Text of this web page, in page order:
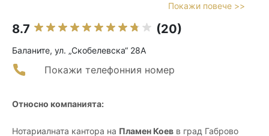
Покажи повече >>
8.7 (20)
Баланите, ул. „Скобелевска“ 28А
Покажи телефонния номер
Относно компанията:
Нотариалната кантора на Пламен Коев в град Габрово